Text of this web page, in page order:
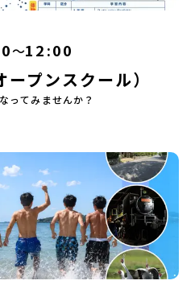
ート体制」についても詳しく解説
気軽にご視聴ください。▶︎ [アーカ
2】有田町プログラム説明会〜
りしたい方へ〜全体説明を聞いた
をするの？」「どんな町なの？」
す。有田町ならではの豊かな文化
たっぷりとお伝えします。日
町ってどんなとこ
疑応答お申し込み：https://c-
どうぞ！「はじめての一人旅だ
きるの？」そんな保護者様の不安
問にスタッフが直接お答えしま
ので、ぜひご自宅からリラックス
み前に必ずご確認ください・参加
申し込みいただく前に、「お申し
必須となります。ご確認くださ
ひ現地で味わってみてください
魅力は、地元の「平取高校」の先
舎を眺める見学ではありません。
ティを通じて、年の近い先輩たち
。魅力的な大人たちと対話をしな
ことができ、大充実の2泊3日にな
クな魅力がたっぷりつまった北海
く特別な旅に出発しませんか？体
ラム内容（予定）＜1日目＞
自己紹介ワーク」「高校生企画①-
る「びらとりの歴史・文化を知
」 -アイヌ文化博物館でアイヌ文
感じるアクティビティ「1日を振
2日目＞（AM）「平取高校見学・
学校体験 -在校生との対話「高
をしながら町を知ろう！（PM）
ィビティ」 -平取特産の「びらと
」「自分の進学や将来の可能性を
め！「おためし地域留学体験」
、地域の枠を超えて学校生活を送
できるプログラムです。はじめて
タッフがしっかりとサポートいた
海道 大樹町（たいきちょう）」北
る大樹町（たいきちょう）。西に
連なり、東は太平洋に面した自然
農業や漁業、林業が盛んであると
して航空宇宙産業の誘致を進める
上げるほど大きな山々が連なる
」の絶景！牛たちがのんびりと過
温泉。日本一の清流に選ばれたこ
）」。 他の地域では見ることので
新しい産業が交差する瞬間を肌で
々と受け継がれる 「フロンティア
ィアスピリッツ（開拓者精神）」
〜12:00
プンスクール）
ってみませんか？